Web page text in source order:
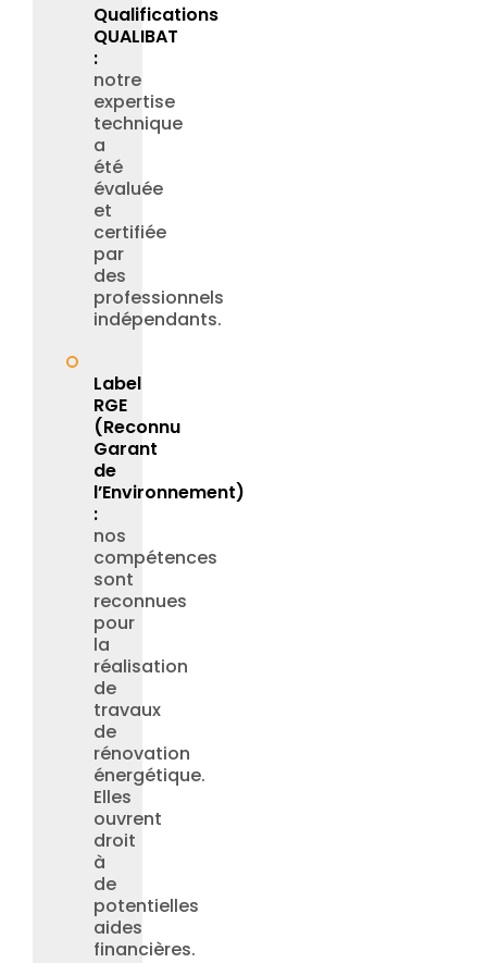
Qualifications
QUALIBAT
:
notre
expertise
technique
a
été
évaluée
et
certifiée
par
des
professionnels
indépendants.
Label
RGE
(Reconnu
Garant
de
l’Environnement)
:
nos
compétences
sont
reconnues
pour
la
réalisation
de
travaux
de
rénovation
énergétique.
Elles
ouvrent
droit
à
de
potentielles
aides
financières.